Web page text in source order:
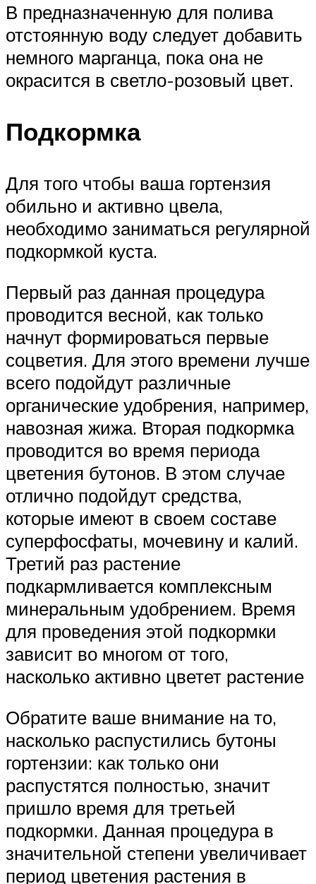
В предназначенную для полива
отстоянную воду следует добавить
немного марганца, пока она не
окрасится в светло-розовый цвет.
Подкормка
Для того чтобы ваша гортензия
обильно и активно цвела,
необходимо заниматься регулярной
подкормкой куста.
Первый раз данная процедура
проводится весной, как только
начнут формироваться первые
соцветия. Для этого времени лучше
всего подойдут различные
органические удобрения, например,
навозная жижа. Вторая подкормка
проводится во время периода
цветения бутонов. В этом случае
отлично подойдут средства,
которые имеют в своем составе
суперфосфаты, мочевину и калий.
Третий раз растение
подкармливается комплексным
минеральным удобрением. Время
для проведения этой подкормки
зависит во многом от того,
насколько активно цветет растение
Обратите ваше внимание на то,
насколько распустились бутоны
гортензии: как только они
распустятся полностью, значит
пришло время для третьей
подкормки. Данная процедура в
значительной степени увеличивает
период цветения растения в